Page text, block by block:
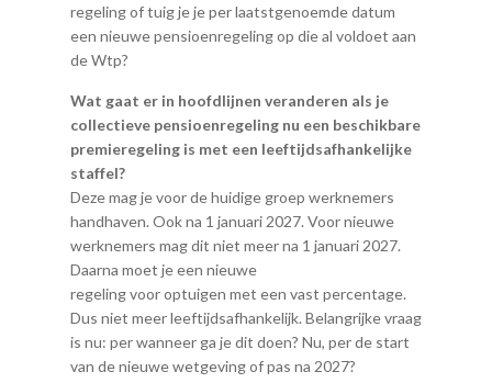
regeling of tuig je je per laatstgenoemde datum
een nieuwe pensioenregeling op die al voldoet aan
de Wtp?
Wat gaat er in hoofdlijnen veranderen als je
collectieve pensioenregeling nu een beschikbare
premieregeling is met een leeftijdsafhankelijke
staffel?
Deze mag je voor de huidige groep werknemers
handhaven. Ook na 1 januari 2027. Voor nieuwe
werknemers mag dit niet meer na 1 januari 2027.
Daarna moet je een nieuwe
regeling voor optuigen met een vast percentage.
Dus niet meer leeftijdsafhankelijk. Belangrijke vraag
is nu: per wanneer ga je dit doen? Nu, per de start
van de nieuwe wetgeving of pas na 2027?